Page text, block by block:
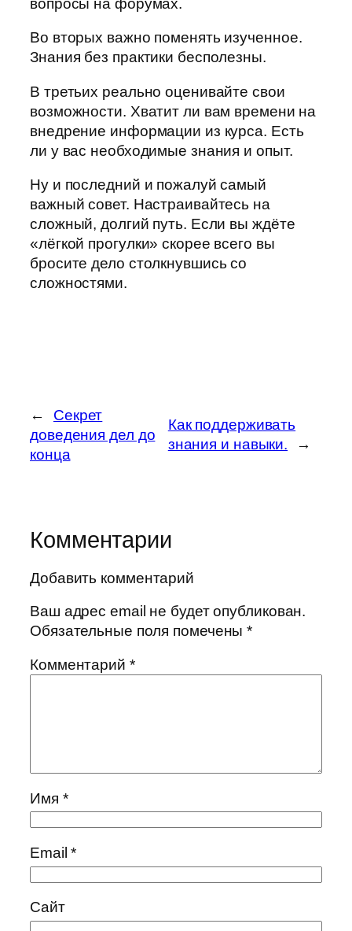
Во вторых важно поменять изученное.
Знания без практики бесполезны.
В третьих реально оценивайте свои
возможности. Хватит ли вам времени на
внедрение информации из курса. Есть
ли у вас необходимые знания и опыт.
Ну и последний и пожалуй самый
важный совет. Настраивайтесь на
сложный, долгий путь. Если вы ждёте
«лёгкой прогулки» скорее всего вы
бросите дело столкнувшись со
сложностями.
←
Секрет
доведения дел до
конца
Как поддерживать
знания и навыки.
→
Комментарии
Добавить комментарий
Ваш адрес email не будет опубликован.
Обязательные поля помечены*
Комментарий *
Имя *
Email*
Сайт